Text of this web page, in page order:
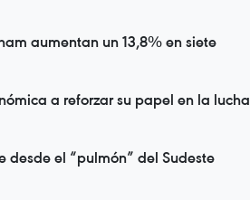
aumentan un 13,8% en siete
a reforzar su papel en la lucha
el “pulmón” del Sudeste